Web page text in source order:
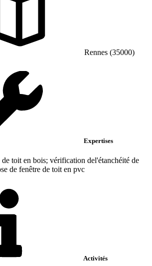
Rennes (35000)
Expertises
toit en bois; vérification del'étanchéité de
de fenêtre de toit en pvc
Activités